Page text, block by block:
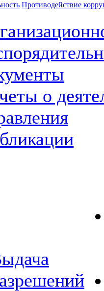
Противодействие
о